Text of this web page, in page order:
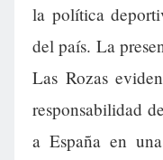
la política
del país. La
Las Rozas
responsabilidad
a España en